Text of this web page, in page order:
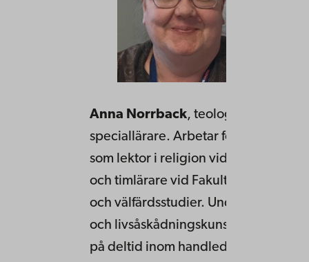
Anna Norrback, teologie doktor,
speciallärare. Arbetar för tillfället vid
som lektor i religion vid Vasa
och timlärare vid Fakulteten för
och välfärdsstudier. Undervisar i
och livsåskådningskunskap.
på deltid inom handledningsfrågor.